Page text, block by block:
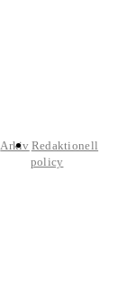
Arkiv Redaktionell
policy